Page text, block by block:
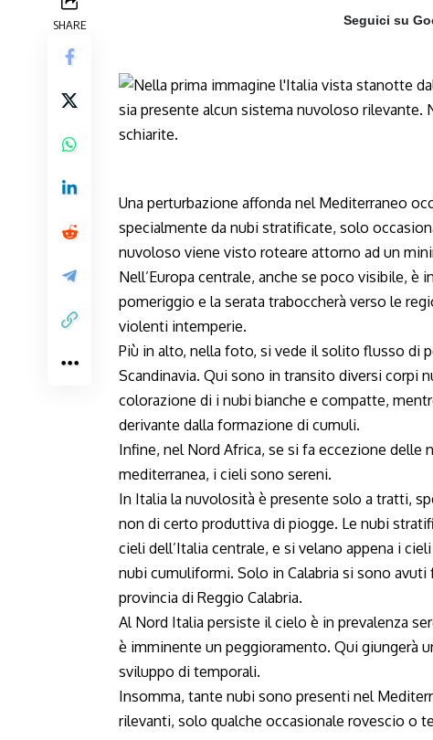
SHARE Seguici su
Una perturbazione affonda nel Mediterraneo
specialmente da nubi stratificate, solo
nuvoloso viene visto roteare attorno ad un
Nell’Europa centrale, anche se poco visibile,
pomeriggio e la serata traboccherà verso le
violenti intemperie.
Più in alto, nella foto, si vede il solito flusso di
Scandinavia. Qui sono in transito diversi corpi
colorazione di i nubi bianche e compatte,
derivante dalla formazione di cumuli.
Infine, nel Nord Africa, se si fa eccezione delle
mediterranea, i cieli sono sereni.
In Italia la nuvolosità è presente solo a tratti,
non di certo produttiva di piogge. Le nubi
cieli dell’Italia centrale, e si velano appena i
nubi cumuliformi. Solo in Calabria si sono
provincia di Reggio Calabria.
Al Nord Italia persiste il cielo è in prevalenza
è imminente un peggioramento. Qui giungerà
sviluppo di temporali.
Insomma, tante nubi sono presenti nel
rilevanti, solo qualche occasionale rovescio o